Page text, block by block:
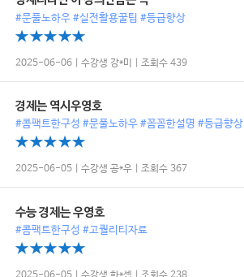
#문풀노하우 #실전활용꿀팁 #등급향상
2025-06-06 | 수강생 강*미 | 조회수 439
경제는 역시우영호
#콤팩트한구성 #문풀노하우 #꼼꼼한설명 #등급향상
2025-06-05 | 수강생 공*우 | 조회수 367
수능 경제는 우영호
#콤팩트한구성 #고퀄리티자료